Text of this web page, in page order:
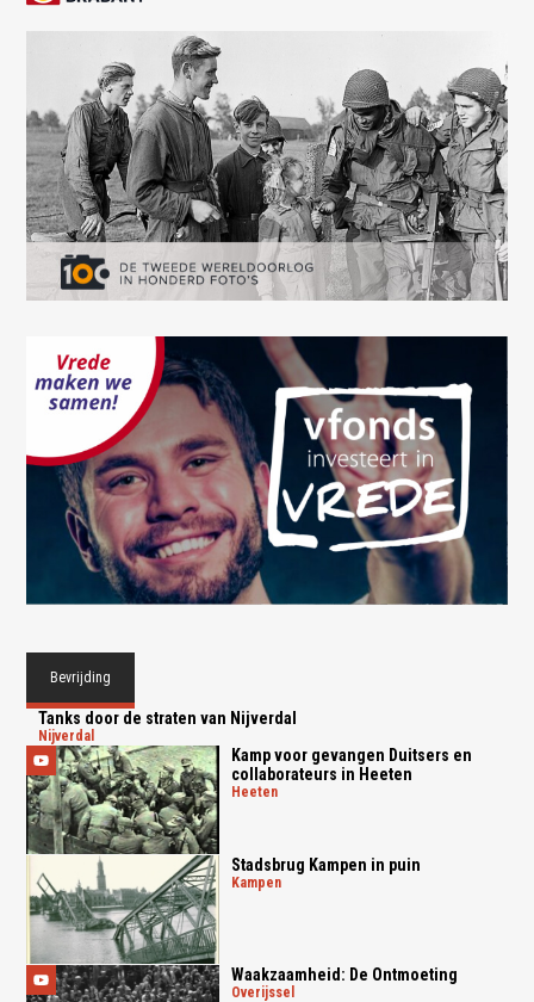
Bevrijding
Tanks door de straten van Nijverdal
nijverdal
Kamp voor gevangen Duitsers en
collaborateurs in Heeten
heeten
Stadsbrug Kampen in puin
kampen
Waakzaamheid: De Ontmoeting
overijssel